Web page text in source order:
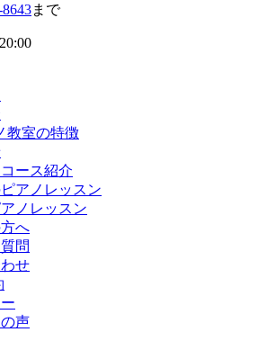
まで
教室の特徴
ース紹介
アノレッスン
ノレッスン
へ
問
せ
声